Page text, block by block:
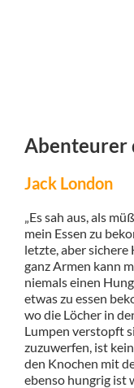
Abenteurer
Jack London
„Es sah aus, als
mein Essen zu
letzte, aber sichere
ganz Armen kann
niemals einen
etwas zu essen
wo die Löcher in
Lumpen verstopft
zuzuwerfen, ist
den Knochen mit
ebenso hungrig ist